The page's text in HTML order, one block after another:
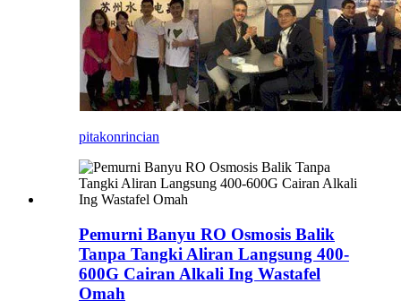
pitakonrincian
Pemurni Banyu RO Osmosis Balik
Tanpa Tangki Aliran Langsung 400-
600G Cairan Alkali Ing Wastafel
Omah